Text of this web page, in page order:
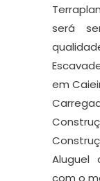
será
em
Aluguel